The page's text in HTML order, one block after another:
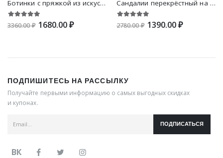
Ботинки с пряжкой из искусвенной замши на танкетке
3360.00 ₽ 1680.00 ₽
Сандалии перекрёстный на платформе на шпильках с ремешком на щиколотке
2780.00 ₽ 1390.00 ₽
ПОДПИШИТЕСЬ НА РАССЫЛКУ
Получайте первыми информацию о самых выгодных скидках
и купонах.
ПОДПИСАТЬСЯ
ВК